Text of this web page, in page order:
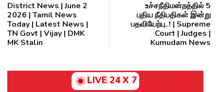
District News | June 2
2026 | Tamil News
Today | Latest News |
TN Govt | Vijay | DMK
MK Stalin
உச்சநீதிமன்றத்தில் 5
புதிய நீதிபதிகள் இன்று
பதவியேற்பு..! | Supreme
Court | Judges |
Kumudam News
LIVE 24 X 7